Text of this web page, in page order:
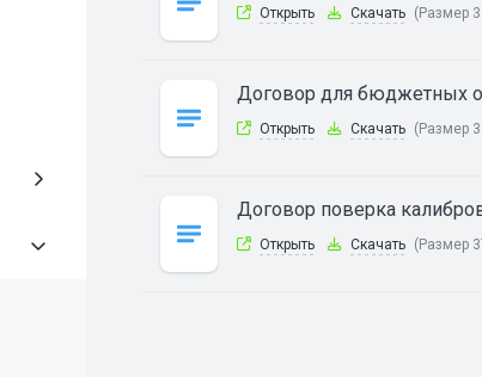
Открыть Скачать (Размер
Договор для бюджетных
Открыть Скачать (Размер
Договор поверка
Открыть Скачать (Размер